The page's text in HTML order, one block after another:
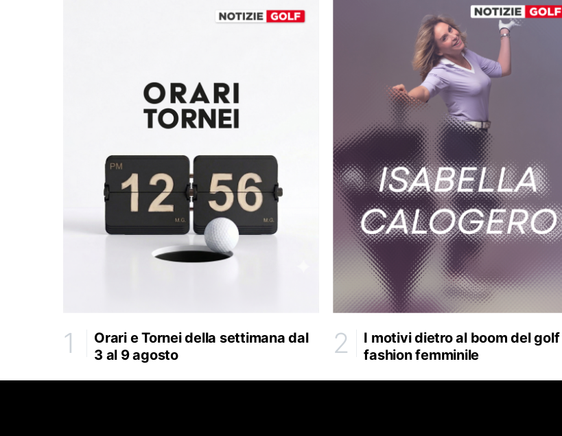
Orari e Tornei della settimana dal
3 al 9 agosto
I motivi dietro al boom del golf
fashion femminile